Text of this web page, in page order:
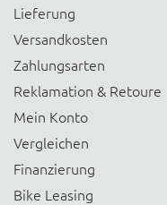
Lieferung
Versandkosten
Zahlungsarten
Reklamation & Retoure
Mein Konto
Vergleichen
Finanzierung
Bike Leasing